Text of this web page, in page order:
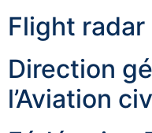
Flight radar
Direction
l’Aviation